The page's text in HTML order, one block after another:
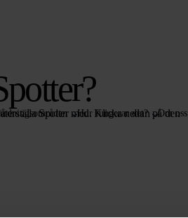
Hur fungerar det? Om oss
Spotter med. Klicka nedan på den